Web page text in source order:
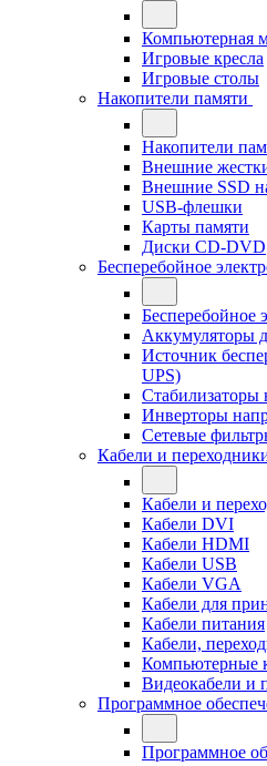
Компьютерная
Игровые кресла
Игровые столы
Накопители памяти
Накопители
Внешние
Внешние SSD
USB-флешки
Карты памяти
Диски CD-DVD
Бесперебойное
Бесперебойное
Аккумуляторы
Источник
UPS)
Стабилизаторы
Инверторы
Сетевые
Кабели и
Кабели и
Кабели DVI
Кабели HDMI
Кабели USB
Кабели VGA
Кабели для
Кабели питания
Кабели,
Компьютерные
Видеокабели и
Программное
Программное